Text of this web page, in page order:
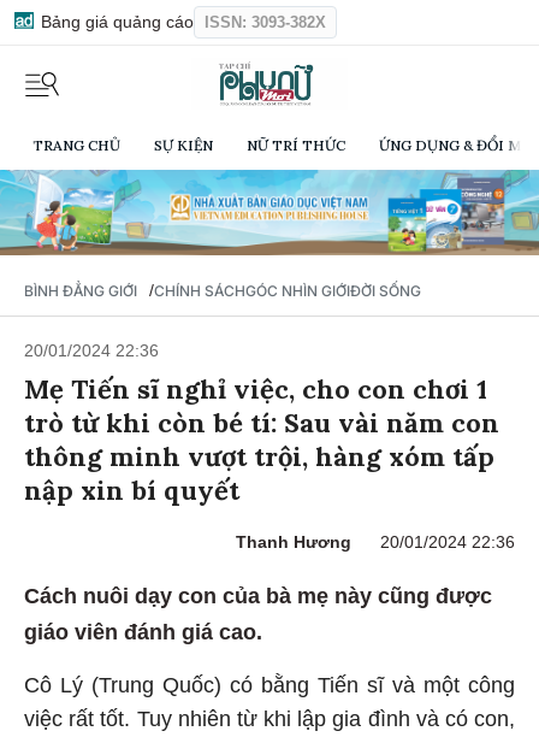
Bảng giá quảng cáo ISSN: 3093-382X
TRANG CHỦ SỰ KIỆN NỮ TRÍ THỨC ỨNG DỤNG & ĐỔI
BÌNH ĐẲNG GIỚI /CHÍNH SÁCHGÓC NHÌN GIỚIĐỜI SỐNG
20/01/2024 22:36
Mẹ Tiến sĩ nghỉ việc, cho con chơi 1
trò từ khi còn bé tí: Sau vài năm con
thông minh vượt trội, hàng xóm tấp
nập xin bí quyết
Thanh Hương 20/01/2024 22:36
Cách nuôi dạy con của bà mẹ này cũng được
giáo viên đánh giá cao.
Cô Lý (Trung Quốc) có bằng Tiến sĩ và một công
việc rất tốt. Tuy nhiên từ khi lập gia đình và có con,